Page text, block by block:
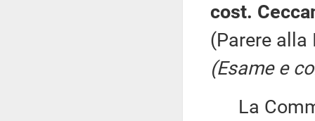
cost.
(Parere alla
(Esame e
La